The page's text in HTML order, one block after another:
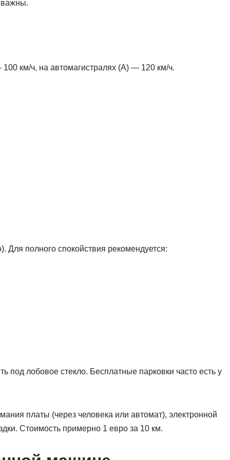
важны.
км/ч, на автомагистралях (A) — 120 км/ч.
Для полного спокойствия рекомендуется:
лобовое стекло. Бесплатные парковки часто есть у
платы (через человека или автомат), электронной
Стоимость примерно 1 евро за 10 км.